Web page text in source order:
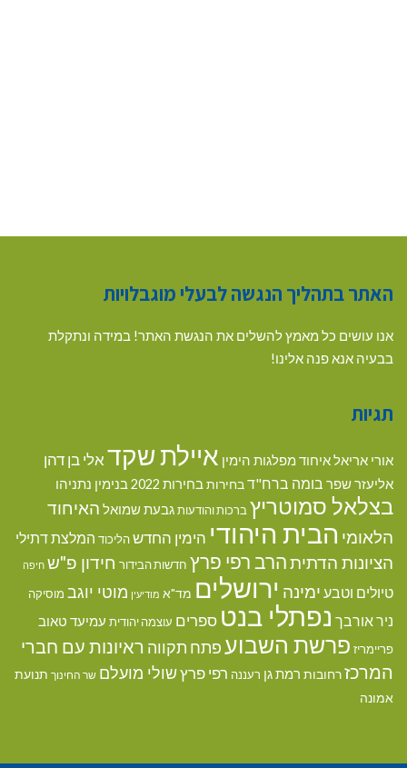
האתר בתהליך הנגשה לבעלי מוגבלויות
אנו עושים כל מאמץ להשלים את הנגשת האתר! במידה ונתקלת
בבעיה אנא פנה אלינו!
תגיות
אורי אריאלאיחוד מפלגות הימין איילת שקדאלי בן דהן
אליעזר שפר בומה ברח"דבחירות בחירות 2022 בנימין נתניהו
בצלאל סמוטריץ ברכות והודעותגבעת שמואל האיחוד
הלאומי הבית היהודי הימין החדשהליכוד המלצת דתילי
הציונות הדתיתהרב רפי פרץ חדשות הבידור חידון פ"ש חיפה
טיולים וטבע ימינה ירושלים מד"א מודיעין מוטי יוגב מוסיקה
ניר אורבך נפתלי בנט ספרים עוצמה יהודית עמיעד טאוב
פריימריז פרשת השבוע פתח תקווה ראיונות עם חברי
המרכזרחובות רמת גן רעננה רפי פרץשולי מועלם שר החינוך תנועת
אמונה